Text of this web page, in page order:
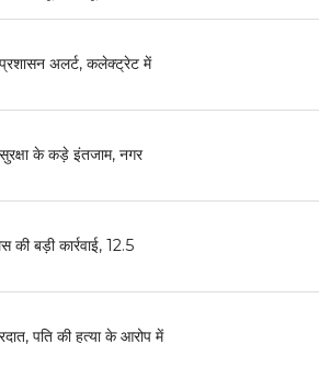
अलर्ट, कलेक्ट्रेट में
के कड़े इंतजाम, नगर
बड़ी कार्रवाई, 12.5
पति की हत्या के आरोप में